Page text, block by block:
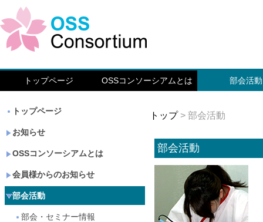
トップページ OSSコンソーシアムとは 部会活動
トップページ
お知らせ
OSSコンソーシアムとは
会員様からのお知らせ
部会活動
部会・セミナー情報
トップ> 部会活動
部会活動